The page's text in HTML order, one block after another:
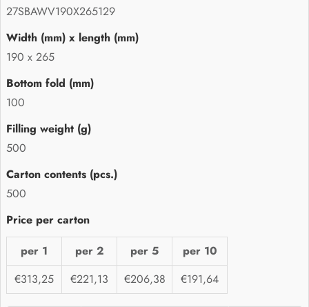
27SBAWV190X265129
190 x 265
100
500
500
per 1 per 2 per 5
per 10
€313,25
€221,13 €206,38 €191,64